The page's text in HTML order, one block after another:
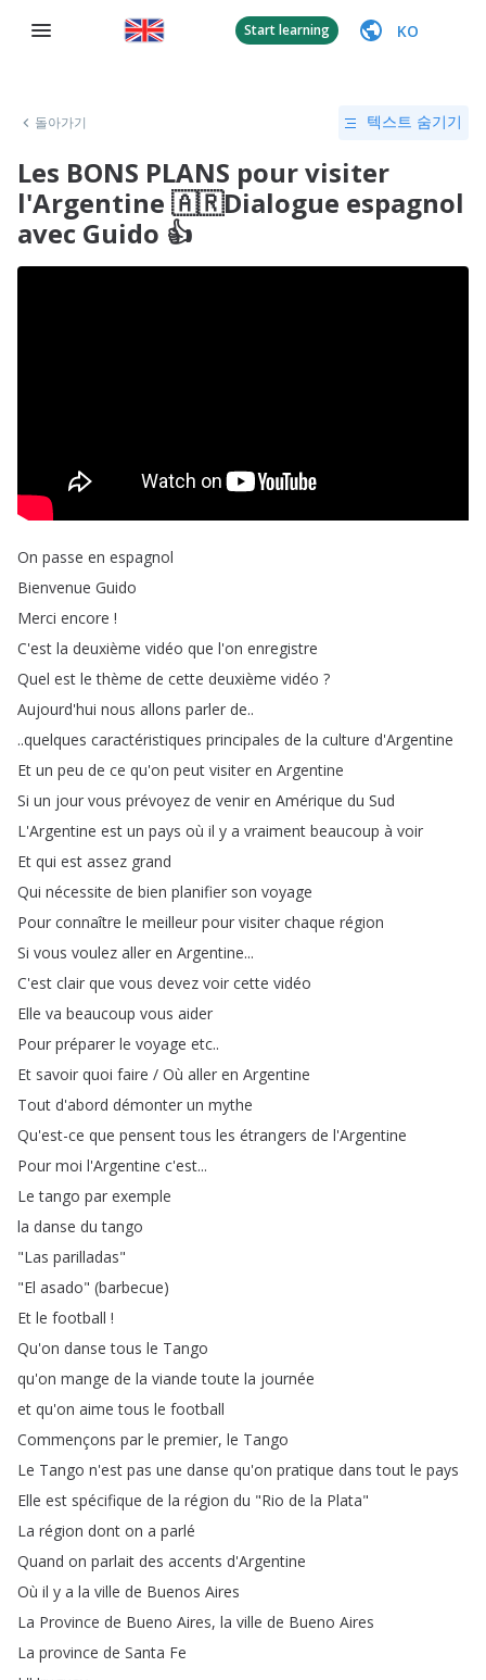
Start learning KO
돌아가기 텍스트 숨기기
Les BONS PLANS pour visiter
l'Argentine 🇦🇷Dialogue espagnol
avec Guido 👍
On passe en espagnol
Bienvenue Guido
Merci encore !
C'est la deuxième vidéo que l'on enregistre
Quel est le thème de cette deuxième vidéo ?
Aujourd'hui nous allons parler de..
..quelques caractéristiques principales de la culture d'Argentine
Et un peu de ce qu'on peut visiter en Argentine
Si un jour vous prévoyez de venir en Amérique du Sud
L'Argentine est un pays où il y a vraiment beaucoup à voir
Et qui est assez grand
Qui nécessite de bien planifier son voyage
Pour connaître le meilleur pour visiter chaque région
Si vous voulez aller en Argentine...
C'est clair que vous devez voir cette vidéo
Elle va beaucoup vous aider
Pour préparer le voyage etc..
Et savoir quoi faire / Où aller en Argentine
Tout d'abord démonter un mythe
Qu'est-ce que pensent tous les étrangers de l'Argentine
Pour moi l'Argentine c'est...
Le tango par exemple
la danse du tango
"Las parilladas"
"El asado" (barbecue)
Et le football !
Qu'on danse tous le Tango
qu'on mange de la viande toute la journée
et qu'on aime tous le football
Commençons par le premier, le Tango
Le Tango n'est pas une danse qu'on pratique dans tout le pays
Elle est spécifique de la région du "Rio de la Plata"
La région dont on a parlé
Quand on parlait des accents d'Argentine
Où il y a la ville de Buenos Aires
La Province de Bueno Aires, la ville de Bueno Aires
La province de Santa Fe